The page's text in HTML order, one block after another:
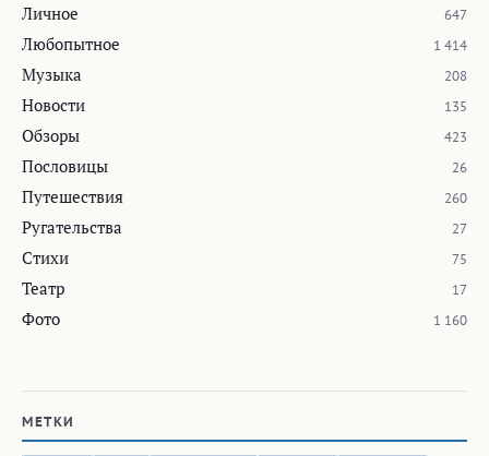
Личное 647
Любопытное 1 414
Музыка 208
Новости 135
Обзоры 423
Пословицы 26
Путешествия 260
Ругательства 27
Стихи 75
Театр 17
Фото 1 160
МЕТКИ